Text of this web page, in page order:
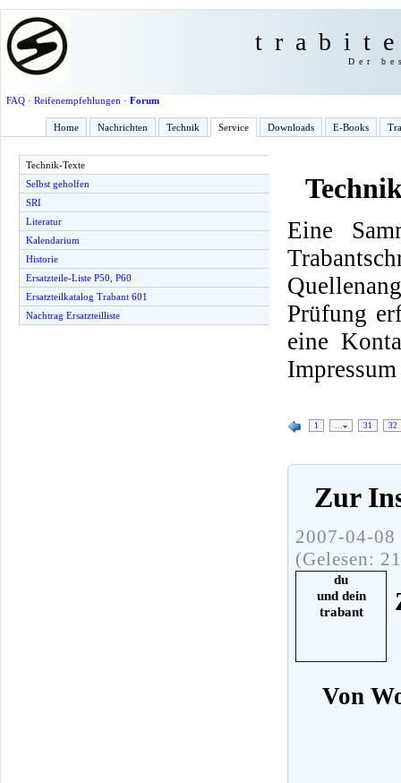
Der
FAQ· Reifenempfehlungen · Forum
Home Nachrichten Technik Service Downloads E-Books
Technik-Texte
Selbst geholfen
SRI
Literatur
Kalendarium
Historie
Ersatzteile-Liste P50, P60
Ersatzteilkatalog Trabant 601
Nachtrag Ersatzteilliste
Eine
Prüfung
eine
1 31 32
Zur
2007-04-
(Gelesen:
du
und dein
trabant
Von